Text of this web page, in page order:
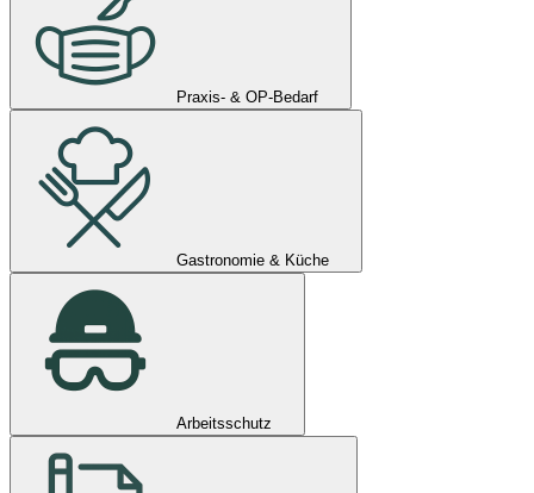
Praxis- & OP-Bedarf
Gastronomie & Küche
Arbeitsschutz